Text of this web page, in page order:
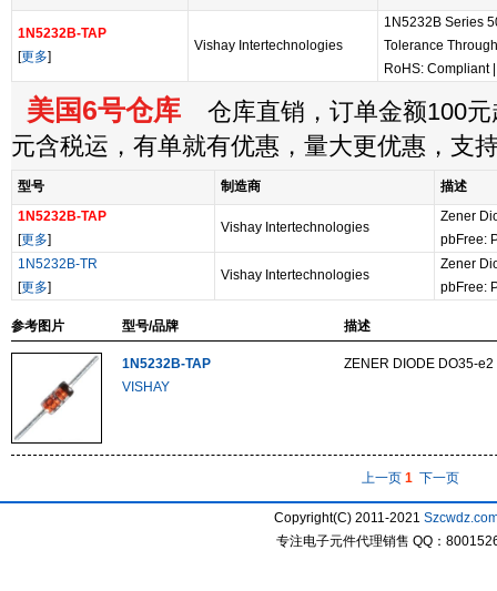
1N5232B-TAP
[更多]
Vishay Intertechnologies
1N5232B Series
Tolerance
RoHS: Compliant
美国6号仓库 仓库直销，订单金额100元
元含税运，有单就有优惠，量大更优惠，支
型号 制造商
描述
1N5232B-TAP
[更多]
Vishay Intertechnologies
Zener
pbFree:
1N5232B-TR
[更多]
Vishay Intertechnologies
Zener
pbFree:
参考图片 型号/品牌 描述
1N5232B-TAP
VISHAY
ZENER DIODE DO35-e2
上一页 1 下一页
Copyright(C) 2011-2021
专注电子元件代理销售 QQ：